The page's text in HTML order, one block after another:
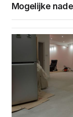
Mogelijke